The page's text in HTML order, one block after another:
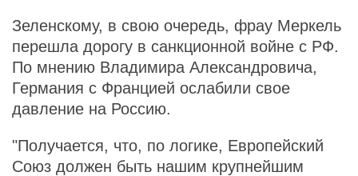
Зеленскому, в свою очередь, фрау Меркель
перешла дорогу в санкционной войне с РФ.
По мнению Владимира Александровича,
Германия с Францией ослабили свое
давление на Россию.
"Получается, что, по логике, Европейский
Союз должен быть нашим крупнейшим